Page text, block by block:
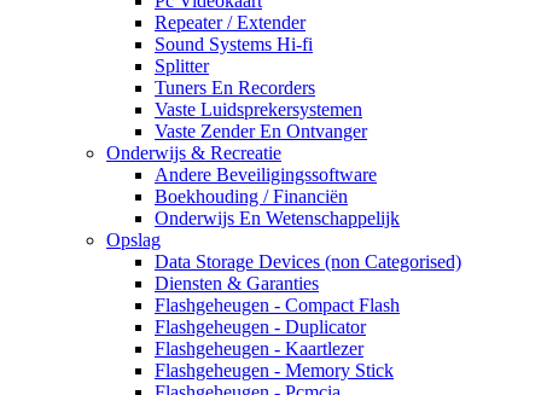
Repeater / Extender
Sound Systems Hi-fi
Splitter
Tuners En Recorders
Vaste Luidsprekersystemen
Vaste Zender En Ontvanger
Onderwijs & Recreatie
Andere Beveiligingssoftware
Boekhouding / Financiën
Onderwijs En Wetenschappelijk
Opslag
Data Storage Devices (non Categorised)
Diensten & Garanties
Flashgeheugen - Compact Flash
Flashgeheugen - Duplicator
Flashgeheugen - Kaartlezer
Flashgeheugen - Memory Stick